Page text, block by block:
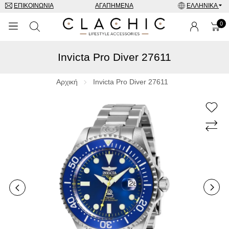
ΕΠΙΚΟΙΝΩΝΊΑ ΑΓΑΠΗΜΈΝΑ ΕΛΛΗΝΙΚΆ
0
ΜΑΡΚΕΣ
ΡΟΛΌΓΙΑ
ΚΟΣΜΉΜΑΤΑ
ΓΥΑΛΙΆ ΗΛΊΟΥ
ΑΞΕΣΟΥΑΡ
SPECIAL OFFERS
Invicta Pro Diver 27611
Αρχική Invicta Pro Diver 27611